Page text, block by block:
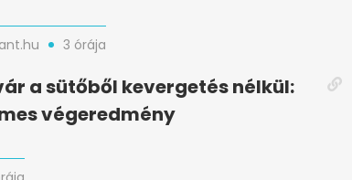
3 órája
a sütőből kevergetés nélkül:
végeredmény